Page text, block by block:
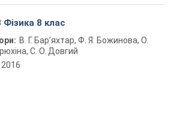
Фізика 8 клас
В. Г. Бар’яхтар, Ф. Я. Божинова, О.
С. О. Довгий
2016